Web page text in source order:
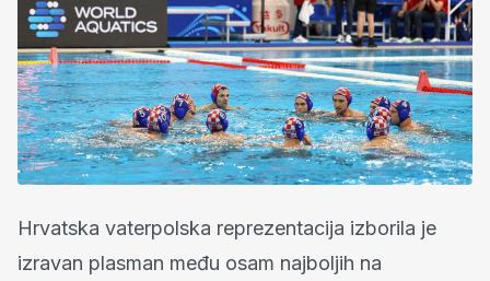
Hrvatska vaterpolska reprezentacija izborila je
izravan plasman među osam najboljih na